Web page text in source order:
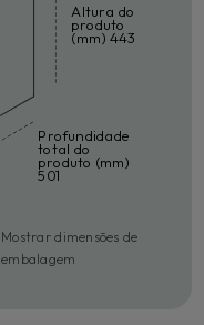
Altura do
produto
(mm) 443
Profundidade
total do
produto (mm)
501
Mostrar dimensões de
embalagem